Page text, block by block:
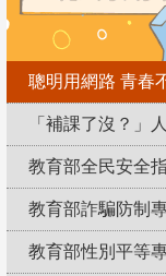
聰明用網路 青春
「補課了沒？」
教育部全民安全
教育部詐騙防制
教育部性別平等